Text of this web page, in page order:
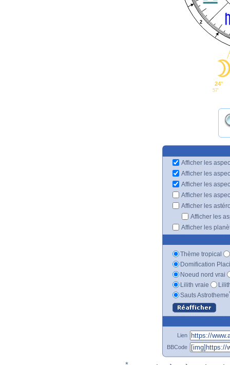
2
24°
57'
Afficher les
Afficher les
Afficher les
Afficher les
Afficher les
Afficher les
Afficher les
Thème tropical
Domification
Noeud nord vrai
Lilith vraie
Sauts Astrotheme
Lien
BBCode